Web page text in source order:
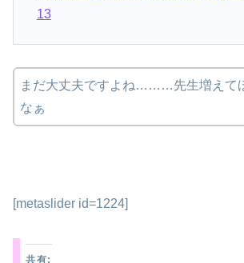
13
まだ大丈夫ですよね………先生増えて
なぁ
[metaslider id=1224]
共有: